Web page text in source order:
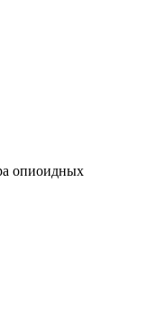
опиоидных